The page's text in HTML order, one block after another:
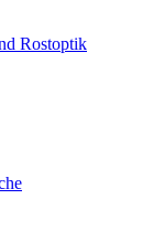
Rostoptik